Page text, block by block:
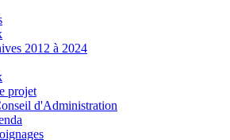
2012 à 2024
projet
d'Administration